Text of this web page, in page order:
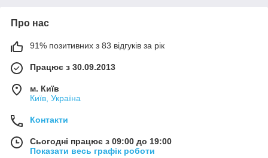
Про нас
91% позитивних з 83 відгуків за рік
Працює з 30.09.2013
м. Київ
Київ, Україна
Контакти
Сьогодні працює з 09:00 до 19:00
Показати весь графік роботи